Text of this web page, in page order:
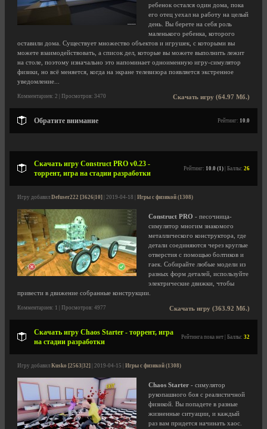
ребенок остался один дома, пока
его отец уехал на работу на целый
день. Вы берете на себя роль
маленького ребенка, которого
оставили дома. Существует множество объектов и игрушек, с которыми вы
можете взаимодействовать, а список дел, которые вы можете выполнить лежит
на столе, поэтому изначально это напоминает одноименную игру-симулятор
физики, но всё меняется, когда на экране телевизора появляется экстренное
уведомление...
Скачать игру (64.97 Мб.)
Комментариев: 2 | Просмотров: 3470
Обратите внимание Рейтинг: 10.0
Скачать игру Construct PRO v0.23 -
торрент, игра на стадии разработки
Рейтинг: 10.0 (1) | Баллы: 26
Игру добавил Defuser222 [3626|10] | 2019-04-18 | Игры с физикой (1308)
Construct PRO - песочница-
симулятор многим знакомого
металлического конструктора, где
детали соединяются через круглые
отверстия с помощью болтиков и
гаек. Собирайте любые модели из
разных форм деталей, используйте
электрические движки, чтобы
привести в движение собранные конструкции.
Скачать игру (363.92 Мб.)
Комментариев: 1 | Просмотров: 4977
Скачать игру Chaos Starter - торрент, игра
на стадии разработки
Рейтинга пока нет | Баллы: 32
Игру добавил Kusko [2563|32] | 2019-04-15 | Игры с физикой (1308)
Chaos Starter - симулятор
рукопашного боя с реалистичной
физикой. Вы попадете в разные
жизненные ситуации, и каждый
раз вам придется начинать хаос.